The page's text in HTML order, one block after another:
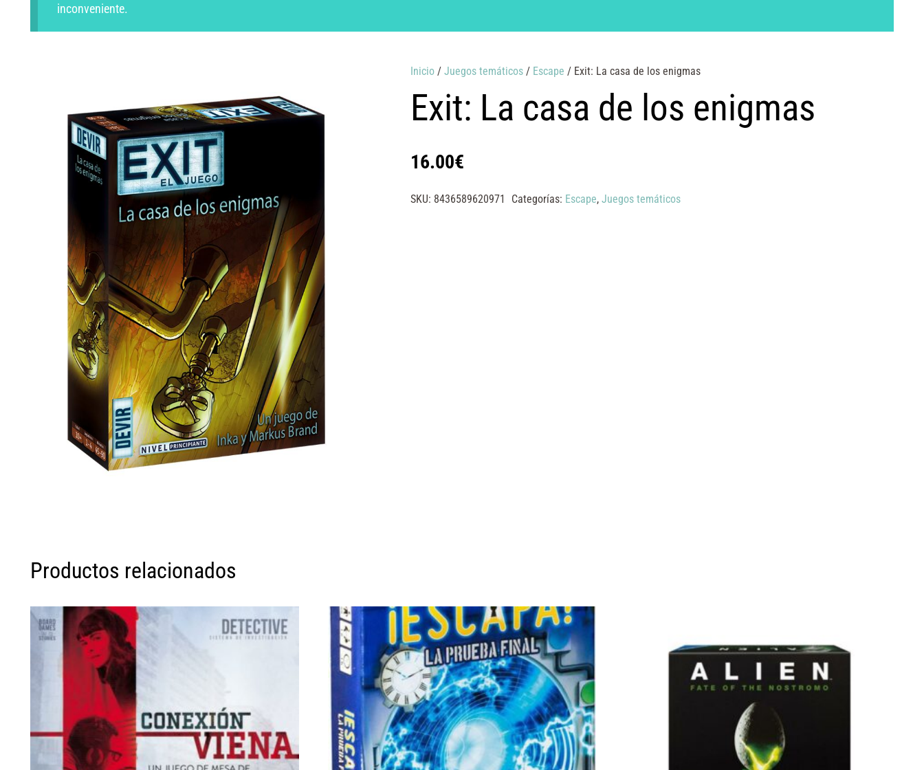
inconveniente.
Inicio/ Juegos temáticos/ Escape / Exit: La casa de los enigmas
Exit: La casa de los enigmas
16.00€
SKU: 8436589620971 Categorías: Escape, Juegos temáticos
Productos relacionados